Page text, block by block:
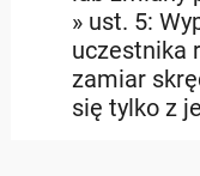
» ust. 5:
uczestnika
zamiar
się tylko z